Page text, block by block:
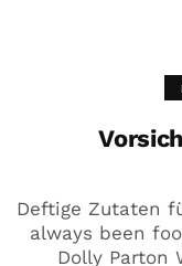
Deftige Zutaten
always been
Dolly Parton